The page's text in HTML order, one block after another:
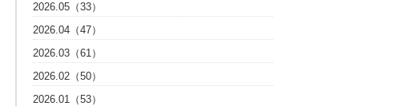
2026.05（33）
2026.04（47）
2026.03（61）
2026.02（50）
2026.01（53）